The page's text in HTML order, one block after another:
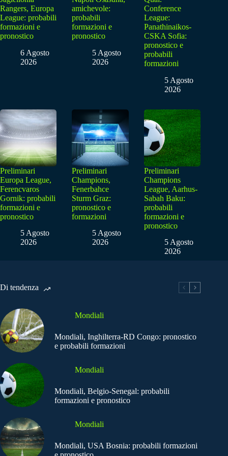
Rangers, Europa
League: probabili
formazioni e
pronostico
6 Agosto
2026
amichevole:
probabili
formazioni e
pronostico
5 Agosto
2026
Conference
League:
Panathinaikos-
CSKA Sofia:
pronostico e
probabili
formazioni
5 Agosto
2026
Preliminari
Europa League,
Ferencvaros
Gornik: probabili
formazioni e
pronostico
5 Agosto
2026
Preliminari
Champions,
Fenerbahce
Sturm Graz:
pronostico e
formazioni
5 Agosto
2026
Preliminari
Champions
League, Aarhus-
Sabah Baku:
probabili
formazioni e
pronostico
5 Agosto
2026
Di tendenza
Mondiali
Mondiali, Inghilterra-RD Congo: pronostico
e probabili formazioni
Mondiali
Mondiali, Belgio-Senegal: probabili
formazioni e pronostico
Mondiali
Mondiali, USA Bosnia: probabili formazioni